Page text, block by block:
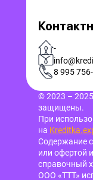
-
8 995
© 2023 –
защищены.
При
на
Содержание
или офертой
справочный
ООО «ТТТ»